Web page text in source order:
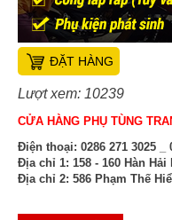
ĐẶT HÀNG
Lượt xem: 10239
CỬA HÀNG PHỤ TÙNG
Điện thoại: 0286 271 3025 _
Địa chỉ 1: 158 - 160 Hàn
Địa chỉ 2: 586 Phạm Thế